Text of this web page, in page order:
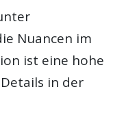
Nuancen im
ist eine hohe
in der